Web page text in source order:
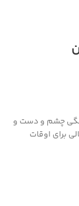
چشم و دست و
برای اوقات